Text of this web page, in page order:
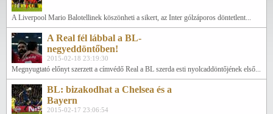
A Liverpool Mario Balotellinek köszönheti a sikert, az Inter gólzáporos döntetlent...
A Real fél lábbal a BL-
negyeddöntőben!
2015-02-18 23:19:30
Megnyugtató előnyt szerzett a címvédő Real a BL szerda esti nyolcaddöntőjének első...
BL: bizakodhat a Chelsea és a
Bayern
2015-02-17 23:06:54